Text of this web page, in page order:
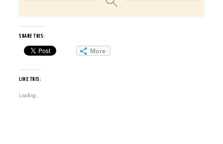
SHARE THIS:
More
LIKE THIS:
Loading...